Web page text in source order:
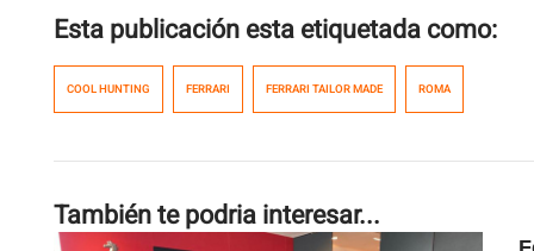
Esta publicación esta etiquetada como:
COOL HUNTING FERRARI FERRARI TAILOR MADE ROMA
También te podria interesar...